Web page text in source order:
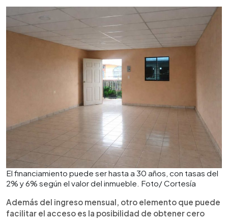
El financiamiento puede ser hasta a 30 años, con tasas del
2% y 6% según el valor del inmueble. Foto/ Cortesía
Además del ingreso mensual, otro elemento que puede
facilitar el acceso es la posibilidad de obtener cero